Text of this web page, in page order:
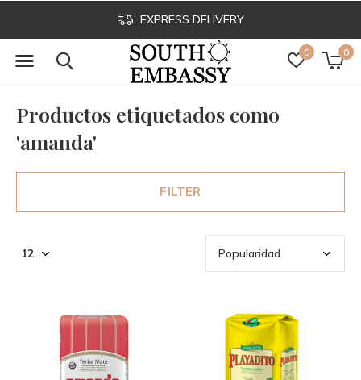
0 0
EXPRESS DELIVERY
Productos etiquetados como
'amanda'
FILTER